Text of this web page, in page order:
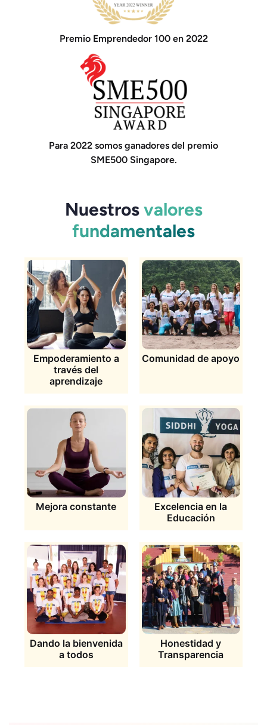
Premio Emprendedor 100 en 2022
Para 2022 somos ganadores del premio
SME500 Singapore.
Nuestrosvalores
fundamentales
Empoderamiento a
través del
aprendizaje
Comunidad de apoyo
Mejora constante
Excelencia en la
Educación
Dando la bienvenida
a todos
Honestidad y
Transparencia